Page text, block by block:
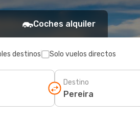
Coches alquiler
destinos Solo vuelos directos
Destino